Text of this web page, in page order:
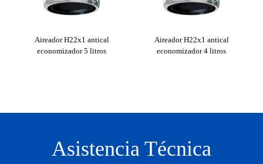
Aireador H22x1 antical
economizador 5 litros
Aireador H22x1 antical
economizador 4 litros
Asistencia Técnica